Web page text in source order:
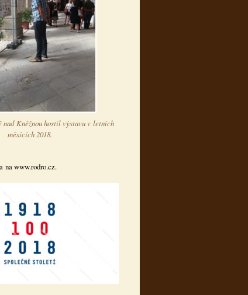
nad Kněžnou hostil výstavu v letních
měsících 2018.
na www.rodro.cz.